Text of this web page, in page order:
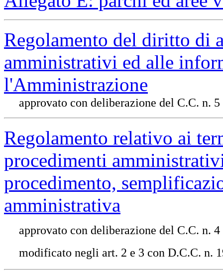
Regolamento del diritto di
amministrativi ed alle
l'Amministrazione
approvato con deliberazione del C.C. n.
Regolamento relativo ai
procedimenti
procedimento,
amministrativa
approvato con deliberazione del C.C. n.
modificato negli art. 2 e 3 con D.C.C. n.